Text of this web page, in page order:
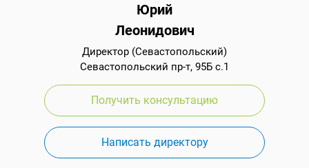
Юрий
Леонидович
Директор (Севастопольский)
Севастопольский пр-т, 95Б с.1
Получить консультацию
Написать директору